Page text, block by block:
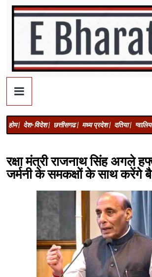
होम | देश-विदेश | छत्तीसगढ | मध्य प्रदेश | दतिया |
रक्षा मंत्री राजनाथ सिंह अगले
जर्मनी के समकक्षों के साथ करेंगे